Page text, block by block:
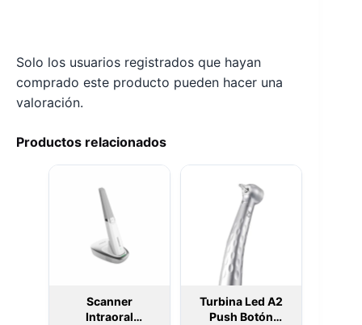
Solo los usuarios registrados que hayan
comprado este producto pueden hacer una
valoración.
Productos relacionados
Scanner
Intraoral
Turbina Led A2
Push Botón